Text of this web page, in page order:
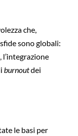
che,
sono globali:
burnoutdei
le basi per